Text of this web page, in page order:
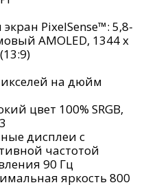
PixelSense™: 5,8-
AMOLED, 1344 x
на дюйм
цвет 100% SRGB,
дисплеи с
частотой
90 Гц
яркость 800